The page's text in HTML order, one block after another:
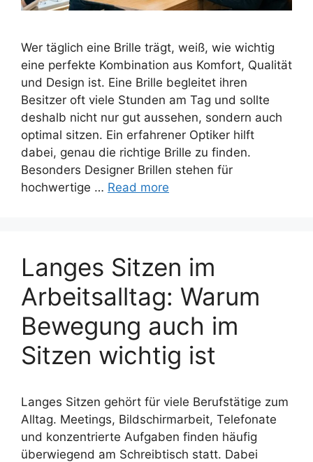
Wer täglich eine Brille trägt, weiß, wie wichtig
eine perfekte Kombination aus Komfort, Qualität
und Design ist. Eine Brille begleitet ihren
Besitzer oft viele Stunden am Tag und sollte
deshalb nicht nur gut aussehen, sondern auch
optimal sitzen. Ein erfahrener Optiker hilft
dabei, genau die richtige Brille zu finden.
Besonders Designer Brillen stehen für
hochwertige … Read more
Langes Sitzen im
Arbeitsalltag: Warum
Bewegung auch im
Sitzen wichtig ist
Langes Sitzen gehört für viele Berufstätige zum
Alltag. Meetings, Bildschirmarbeit, Telefonate
und konzentrierte Aufgaben finden häufig
überwiegend am Schreibtisch statt. Dabei